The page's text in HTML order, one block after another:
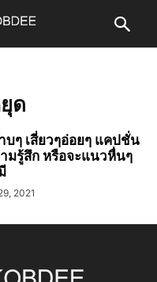
ด
ๆ เสี่ยวๆอ่อยๆ แคปชั่น
มรู้สึก หรือจะแนวหื่นๆ
2021